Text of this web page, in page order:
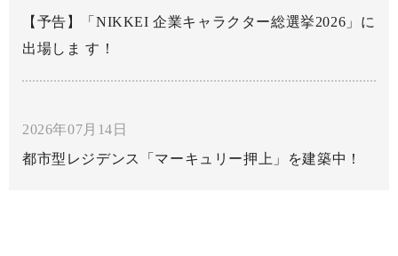
【予告】「NIKKEI 企業キャラクター総選挙2026」に
出場しま す！
2026年07月14日
都市型レジデンス「マーキュリー押上」を建築中！